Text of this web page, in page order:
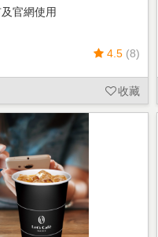
官網使用
4.5 (8)
收藏